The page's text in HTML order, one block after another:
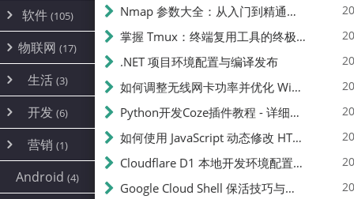
ProxmoxVE
Ubuntu(7)
环境配置
DD重装(3)
加速优化(34)
面板(12)
容器
游戏 (7)
饥荒(7)
云服务商(4)
WEB源码(6)
建站(5)
软件 (105)
安全(12)
办公(4)
图片 (2)
文件
系统 (35)
AI(10)
物联网 (17)
路由器
随身wifi(1)
mobile(14)
刷机
magisk
生活 (3)
线报
sim卡(1)
开发 (6)
编译
JavaScript(2)
python(2)
营销 (1)
公关(1)
SEO(1)
Android (4)
Nmap 参数大全：从入门到精通，掌握网络扫描的核心技巧
掌握 Tmux：终端复用工具的终极指南
.NET 项目环境配置与编译发布
如何调整无线网卡功率并优化 Wifite 的功率设置
Python开发Coze插件教程 - 详细步骤与注意事项
如何使用 JavaScript 动态修改 HTML 中的权限文本 | 前端开发教程
Cloudflare D1 本地开发环境配置指南 | CF Pages Local Development Guide
Google Cloud Shell 保活技巧与配额时间查看方法
📝
250
篇文章